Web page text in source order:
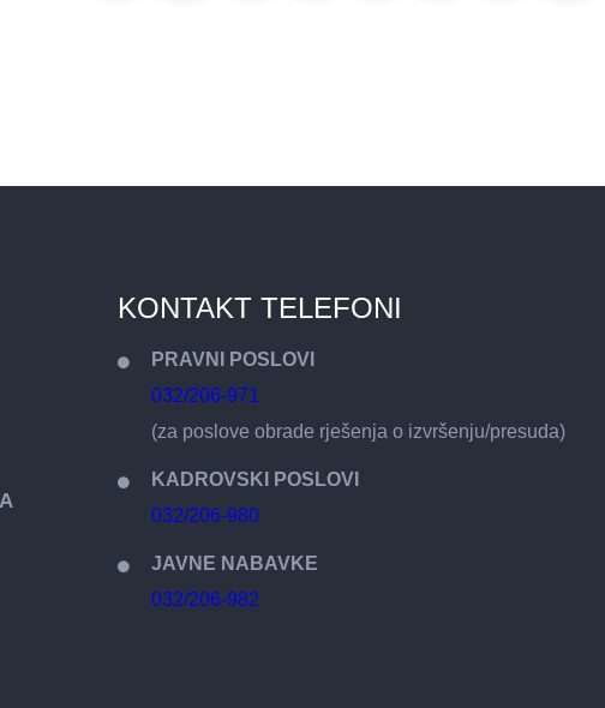
KONTAKT TELEFONI
PRAVNI POSLOVI
032/206-971
(za poslove obrade rješenja o izvršenju/presuda)
KADROVSKI POSLOVI
032/206-980
JAVNE NABAVKE
032/206-982